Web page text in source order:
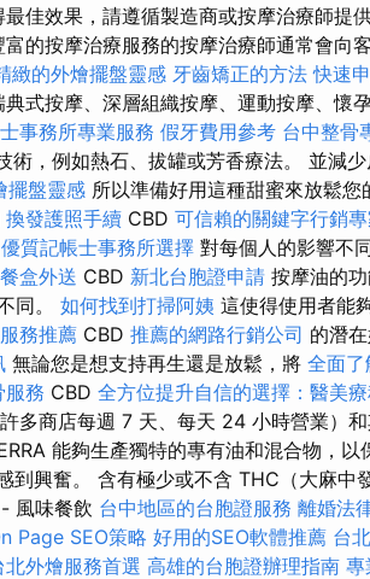
佳效果，請遵循製造商或按摩治療師提
富的按摩治療服務的按摩治療師通常會向
緻的外燴擺盤靈感 牙齒矯正的方法 快速
式按摩、深層組織按摩、運動按摩、懷
事務所專業服務 假牙費用參考 台中整骨
術，例如熱石、拔罐或芳香療法。 並減
擺盤靈感 所以準備好用這種甜蜜來放鬆您
換發護照手續 CBD 可信賴的關鍵字行銷
優質記帳士事務所選擇 對每個人的影響不
盒外送 CBD 新北台胞證申請 按摩油的
同。 如何找到打掃阿姨 這使得使用者能
務推薦 CBD 推薦的網路行銷公司 的潛
無論您是想支持再生還是放鬆，將 全面了
服務 CBD 全方位提升自信的選擇：醫美
多商店每週 7 天、每天 24 小時營業）
能夠生產獨特的專有油和混合物，以
到興奮。 含有極少或不含 THC（大麻中
風味餐飲 台中地區的台胞證服務 離婚法
Page SEO策略 好用的SEO軟體推薦 台
北外燴服務首選 高雄的台胞證辦理指南 專